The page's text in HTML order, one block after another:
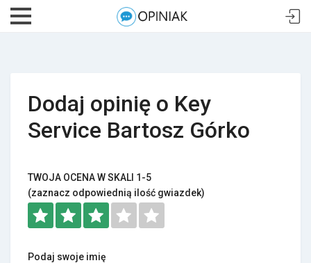
Dodaj opinię o Key
Service Bartosz Górko
TWOJA OCENA W SKALI 1-5
(zaznacz odpowiednią ilość gwiazdek)
Podaj swoje imię